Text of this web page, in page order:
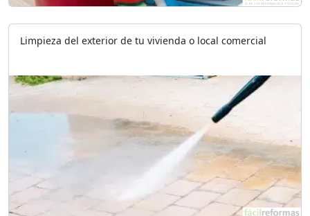
Limpieza del exterior de tu vivienda o local comercial